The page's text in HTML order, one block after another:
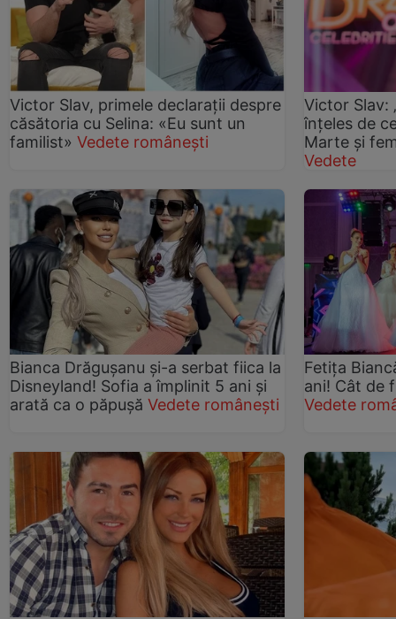
Victor Slav, primele declarații despre
căsătoria cu Selina: «Eu sunt un
familist» Vedete românești
Victor Slav:
înţeles de
Marte şi
Vedete
Bianca Drăgușanu și-a serbat fiica la
Disneyland! Sofia a împlinit 5 ani și
arată ca o păpușă Vedete românești
Fetița
ani! Cât de
Vedete